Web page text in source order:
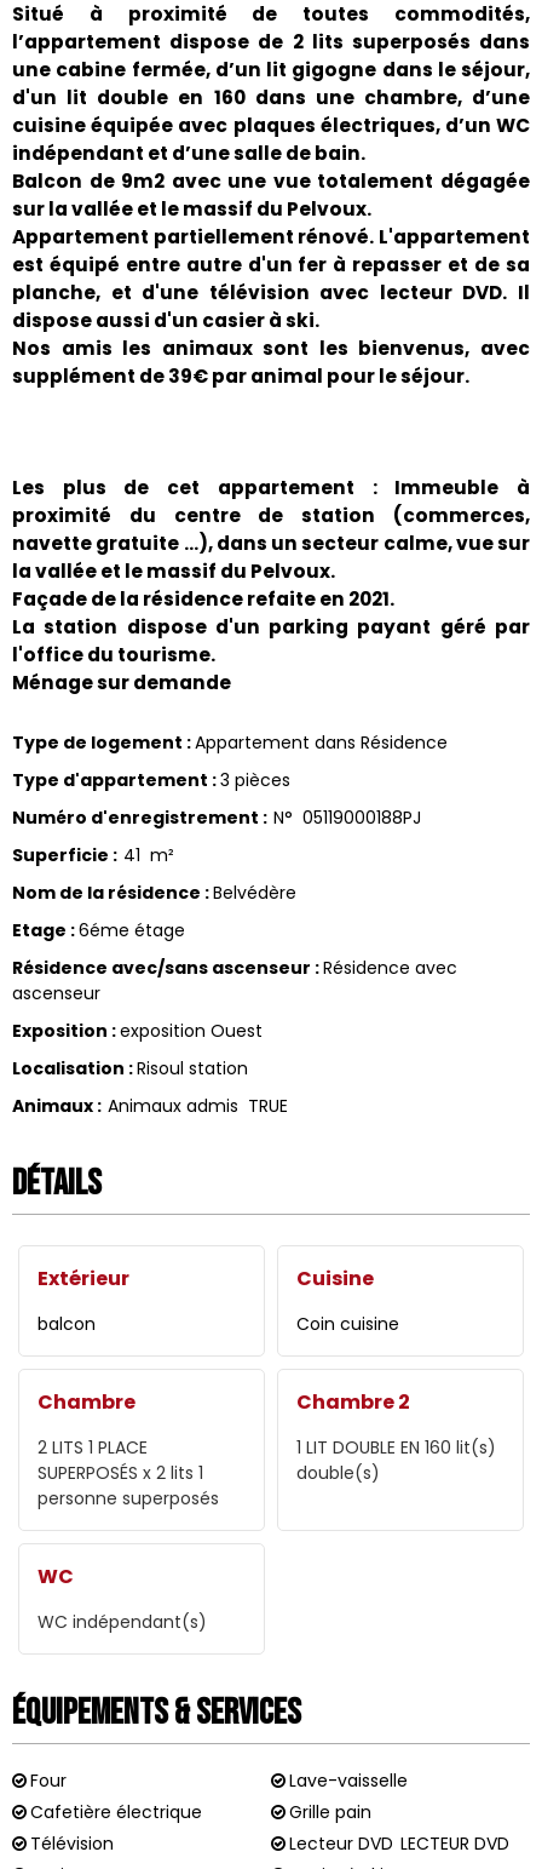
Situé à proximité de toutes commodités,
l’appartement dispose de 2 lits superposés dans
une cabine fermée, d’un lit gigogne dans le séjour,
d'un lit double en 160 dans une chambre, d’une
cuisine équipée avec plaques électriques, d’un WC
indépendant et d’une salle de bain.
Balcon de 9m2 avec une vue totalement dégagée
sur la vallée et le massif du Pelvoux.
Appartement partiellement rénové. L'appartement
est équipé entre autre d'un fer à repasser et de sa
planche, et d'une télévision avec lecteur DVD. Il
dispose aussi d'un casier à ski.
Nos amis les animaux sont les bienvenus, avec
supplément de 39€ par animal pour le séjour.
Les plus de cet appartement : Immeuble à
proximité du centre de station (commerces,
navette gratuite …), dans un secteur calme, vue sur
la vallée et le massif du Pelvoux.
Façade de la résidence refaite en 2021.
La station dispose d'un parking payant géré par
l'office du tourisme.
Ménage sur demande
Type de logement :Appartement dans Résidence
Type d'appartement :3 pièces
Numéro d'enregistrement : N° 05119000188PJ
Superficie : 41 m²
Nom de la résidence :Belvédère
Etage :6éme étage
Résidence avec/sans ascenseur :Résidence avec
ascenseur
Exposition :exposition Ouest
Localisation :Risoul station
Animaux : Animaux admis TRUE
Détails
Extérieur
balcon
Cuisine
Coin cuisine
Chambre
2 LITS 1 PLACE
SUPERPOSÉS x 2 lits 1
personne superposés
Chambre 2
1 LIT DOUBLE EN 160 lit(s)
double(s)
WC
WC indépendant(s)
Équipements & Services
Four
Lave-vaisselle
Cafetière électrique
Grille pain
Télévision
Lecteur DVD LECTEUR DVD